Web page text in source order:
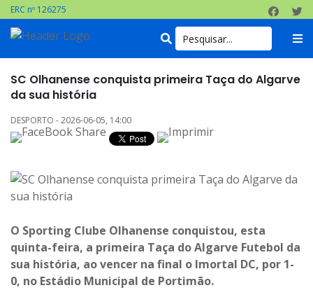
ERC nº 126275
SC Olhanense conquista primeira Taça do Algarve
da sua história
DESPORTO - 2026-06-05, 14:00
O Sporting Clube Olhanense conquistou, esta
quinta-feira, a primeira Taça do Algarve Futebol da
sua história, ao vencer na final o Imortal DC, por 1-
0, no Estádio Municipal de Portimão.